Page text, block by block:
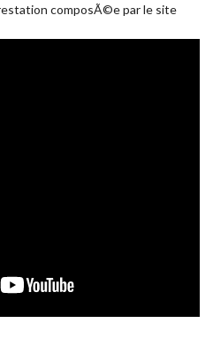
composÃ©e par le site